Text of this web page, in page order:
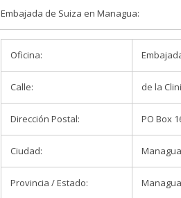
Embajada de Suiza en Managua:
Oficina:
Calle: de la
Dirección Postal: PO Box
Ciudad:
Provincia / Estado: